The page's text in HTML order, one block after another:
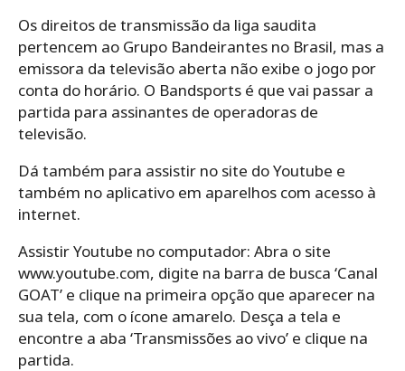
Os direitos de transmissão da liga saudita
pertencem ao Grupo Bandeirantes no Brasil, mas a
emissora da televisão aberta não exibe o jogo por
conta do horário. O Bandsports é que vai passar a
partida para assinantes de operadoras de
televisão.
Dá também para assistir no site do Youtube e
também no aplicativo em aparelhos com acesso à
internet.
Assistir Youtube no computador: Abra o site
www.youtube.com, digite na barra de busca ‘Canal
GOAT’ e clique na primeira opção que aparecer na
sua tela, com o ícone amarelo. Desça a tela e
encontre a aba ‘Transmissões ao vivo’ e clique na
partida.